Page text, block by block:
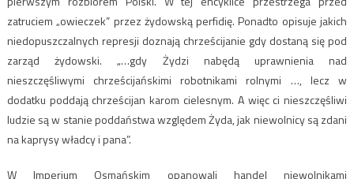
zatruciem „owieczek” przez żydowską perfidię. Ponadto opisuje jakich
niedopuszczalnych represji doznają chrześcijanie gdy dostaną się pod
zarząd żydowski. „…gdy Żydzi nabędą uprawnienia nad
nieszczęśliwymi chrześcijańskimi robotnikami rolnymi …, lecz w
dodatku poddają chrześcijan karom cielesnym. A więc ci nieszczęśliwi
ludzie są w stanie poddaństwa względem Żyda, jak niewolnicy są zdani
na kaprysy władcy i pana”.
W Imperium Osmańskim opanowali handel niewolnikami